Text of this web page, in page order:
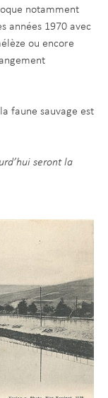
notamment
années 1970 avec
ou encore
faune sauvage est
seront la